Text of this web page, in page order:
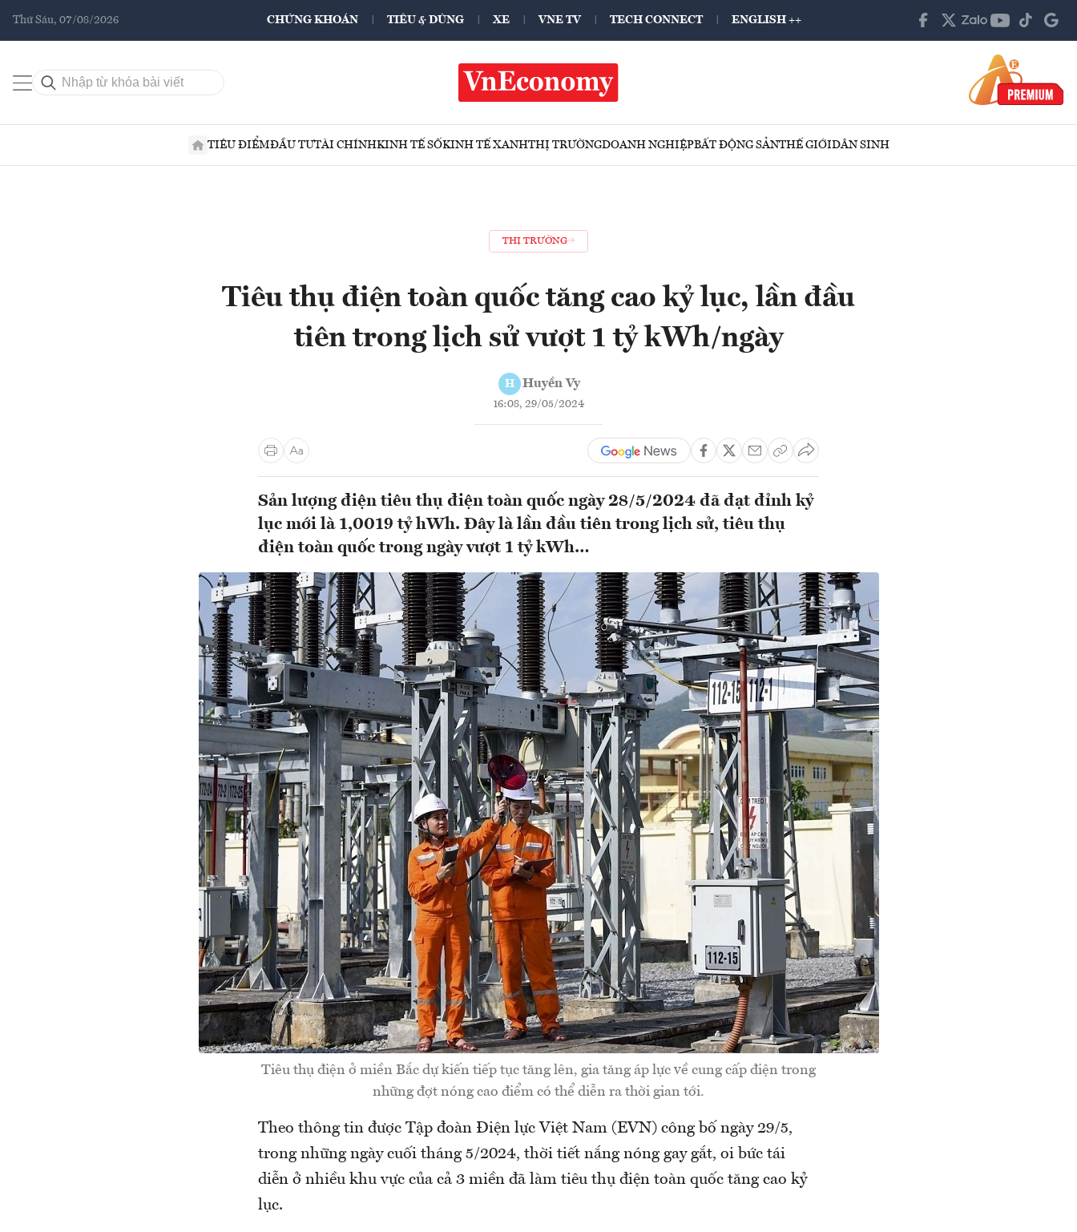
Thứ Sáu, 07/08/2026 CHỨNG KHOÁN TIÊU & DÙNG XE VNE TV TECH CONNECT ENGLISH ++
TIÊU ĐIỂMĐẦU TƯTÀI CHÍNHKINH TẾ SỐKINH TẾ XANHTHỊ TRƯỜNGDOANH NGHIỆPBẤT ĐỘNG SẢNTHẾ GIỚIDÂN SINH
THỊ TRƯỜNG
Tiêu thụ điện toàn quốc tăng cao kỷ lục, lần đầu
tiên trong lịch sử vượt 1 tỷ kWh/ngày
H Huyền Vy
16:08, 29/05/2024
Sản lượng điện tiêu thụ điện toàn quốc ngày 28/5/2024 đã đạt đỉnh kỷ
lục mới là 1,0019 tỷ hWh. Đây là lần đầu tiên trong lịch sử, tiêu thụ
điện toàn quốc trong ngày vượt 1 tỷ kWh…
Tiêu thụ điện ở miền Bắc dự kiến tiếp tục tăng lên, gia tăng áp lực về cung cấp điện trong
những đợt nóng cao điểm có thể diễn ra thời gian tới.
Theo thông tin được Tập đoàn Điện lực Việt Nam (EVN) công bố ngày 29/5,
trong những ngày cuối tháng 5/2024, thời tiết nắng nóng gay gắt, oi bức tái
diễn ở nhiều khu vực của cả 3 miền đã làm tiêu thụ điện toàn quốc tăng cao kỷ
lục.